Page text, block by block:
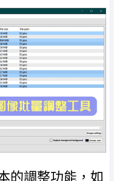
的調整功能，如